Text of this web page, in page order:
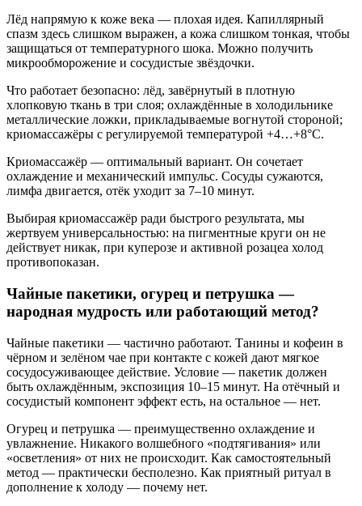
Лёд напрямую к коже века — плохая идея. Капиллярный
спазм здесь слишком выражен, а кожа слишком тонкая, чтобы
защищаться от температурного шока. Можно получить
микрообморожение и сосудистые звёздочки.
Что работает безопасно: лёд, завёрнутый в плотную
хлопковую ткань в три слоя; охлаждённые в холодильнике
металлические ложки, прикладываемые вогнутой стороной;
криомассажёры с регулируемой температурой +4…+8°C.
Криомассажёр — оптимальный вариант. Он сочетает
охлаждение и механический импульс. Сосуды сужаются,
лимфа двигается, отёк уходит за 7–10 минут.
Выбирая криомассажёр ради быстрого результата, мы
жертвуем универсальностью: на пигментные круги он не
действует никак, при куперозе и активной розацеа холод
противопоказан.
Чайные пакетики, огурец и петрушка —
народная мудрость или работающий метод?
Чайные пакетики — частично работают. Танины и кофеин в
чёрном и зелёном чае при контакте с кожей дают мягкое
сосудосуживающее действие. Условие — пакетик должен
быть охлаждённым, экспозиция 10–15 минут. На отёчный и
сосудистый компонент эффект есть, на остальное — нет.
Огурец и петрушка — преимущественно охлаждение и
увлажнение. Никакого волшебного «подтягивания» или
«осветления» от них не происходит. Как самостоятельный
метод — практически бесполезно. Как приятный ритуал в
дополнение к холоду — почему нет.